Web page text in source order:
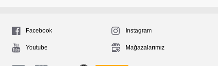
Facebook Instagram
Youtube Mağazalarımız